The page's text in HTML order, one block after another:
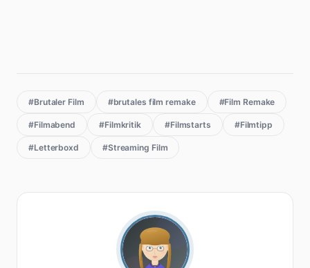
#Brutaler Film #brutales film remake #Film Remake
#Filmabend #Filmkritik #Filmstarts #Filmtipp
#Letterboxd #Streaming Film